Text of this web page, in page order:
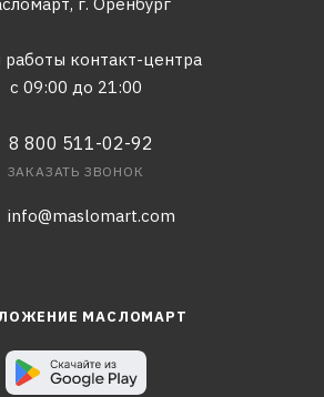
контакт-центра
с 09:00 до 21:00
8 800 511-02-92
ЗАКАЗАТЬ ЗВОНОК
info@maslomart.com
МАСЛОМАРТ